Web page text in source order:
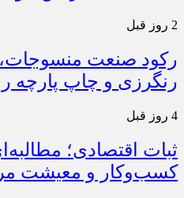
2 روز قبل
رکود صنعت
رنگرزی و چاپ پارچه
4 روز قبل
ثبات اقتصادی؛
کسب‌وکار و معیشت